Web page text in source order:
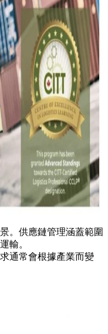
。供應鏈管理涵蓋範圍
輸。
通常會根據產業而變